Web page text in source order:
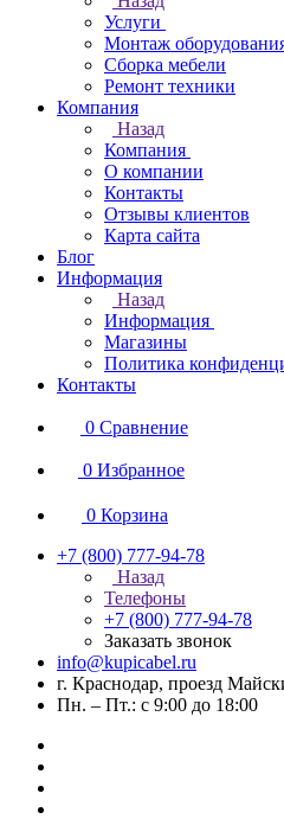
Услуги
Монтаж
Сборка мебели
Ремонт техники
Компания
Назад
Компания
О компании
Контакты
Отзывы клиентов
Карта сайта
Блог
Информация
Назад
Информация
Магазины
Политика
Контакты
0 Сравнение
0 Избранное
0 Корзина
+7 (800) 777-94-78
Назад
Телефоны
+7 (800) 777-94-78
Заказать звонок
info@kupicabel.ru
г. Краснодар, проезд
Пн. – Пт.: с 9:00 до 18:00